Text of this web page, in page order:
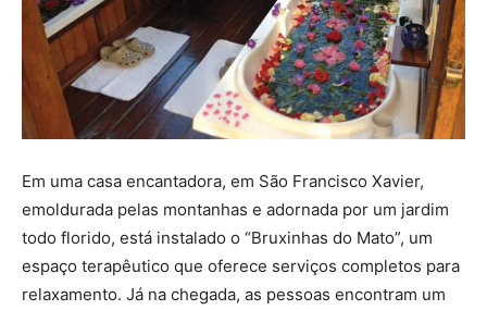
Em uma casa encantadora, em São Francisco Xavier,
emoldurada pelas montanhas e adornada por um jardim
todo florido, está instalado o “Bruxinhas do Mato”, um
espaço terapêutico que oferece serviços completos para
relaxamento. Já na chegada, as pessoas encontram um